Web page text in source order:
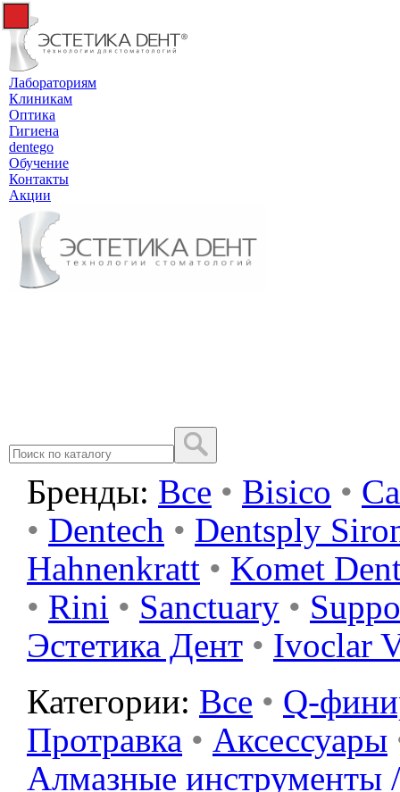
Лабораториям
Клиникам
Оптика
Гигиена
dentego
Обучение
Контакты
Акции
Бренды: Все • Bisico •
• Dentech • Dentsply
Hahnenkratt • Komet
• Rini • Sanctuary •
Эстетика Дент • Ivoclar
Категории: Все • Q-
Протравка • Аксессуары
Алмазные инструменты